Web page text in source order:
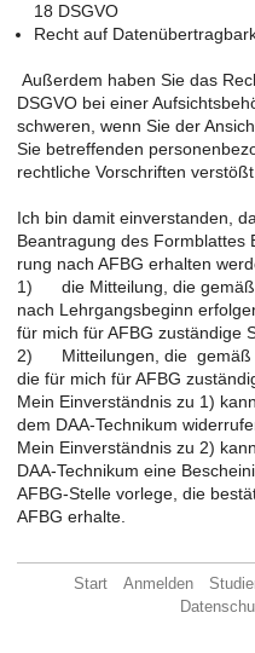
18 DSGVO
Recht auf
Au­ßer­dem haben Sie das
DSGVO bei einer
schwe­ren, wenn Sie der
Sie be­tref­fen­den
recht­li­che Vor­schrif­ten ver­stößt.
Ich bin damit ein­ver­stan­den,
Be­an­tra­gung des
rung nach AFBG er­hal­ten
1) die Mit­tei­lung, die gemäß
nach Lehr­gangs­be­ginn
für mich für AFBG zu­stän­di­ge
2) Mit­tei­lun­gen, die gemäß
die für mich für AFBG
Mein Ein­ver­ständ­nis zu 1)
dem DAA-Tech­ni­kum
Mein Ein­ver­ständ­nis zu 2)
DAA-Tech­ni­kum eine
AFBG-Stel­le vor­le­ge, die
AFBG er­hal­te.
Start Anmelden